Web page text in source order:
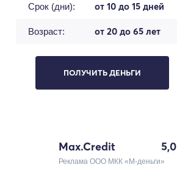
Срок (дни): от 10 до 15 дней
Возраст: от 20 до 65 лет
ПОЛУЧИТЬ ДЕНЬГИ
Max.Credit 5,0
Реклама ООО МКК «М-деньги»